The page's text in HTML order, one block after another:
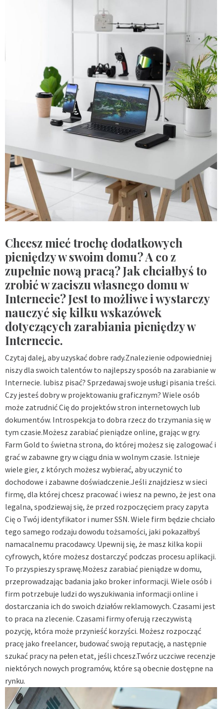
Chcesz mieć trochę dodatkowych
pieniędzy w swoim domu? A co z
zupełnie nową pracą? Jak chciałbyś to
zrobić w zaciszu własnego domu w
Internecie? Jest to możliwe i wystarczy
nauczyć się kilku wskazówek
dotyczących zarabiania pieniędzy w
Internecie.
Czytaj dalej, aby uzyskać dobre rady.Znalezienie odpowiedniej
niszy dla swoich talentów to najlepszy sposób na zarabianie w
Internecie. lubisz pisać? Sprzedawaj swoje usługi pisania treści.
Czy jesteś dobry w projektowaniu graficznym? Wiele osób
może zatrudnić Cię do projektów stron internetowych lub
dokumentów. Introspekcja to dobra rzecz do trzymania się w
tym czasie.Możesz zarabiać pieniądze online, grając w gry.
Farm Gold to świetna strona, do której możesz się zalogować i
grać w zabawne gry w ciągu dnia w wolnym czasie. Istnieje
wiele gier, z których możesz wybierać, aby uczynić to
dochodowe i zabawne doświadczenie.Jeśli znajdziesz w sieci
firmę, dla której chcesz pracować i wiesz na pewno, że jest ona
legalna, spodziewaj się, że przed rozpoczęciem pracy zapyta
Cię o Twój identyfikator i numer SSN. Wiele firm będzie chciało
tego samego rodzaju dowodu tożsamości, jaki pokazałbyś
namacalnemu pracodawcy. Upewnij się, że masz kilka kopii
cyfrowych, które możesz dostarczyć podczas procesu aplikacji.
To przyspieszy sprawę.Możesz zarabiać pieniądze w domu,
przeprowadzając badania jako broker informacji. Wiele osób i
firm potrzebuje ludzi do wyszukiwania informacji online i
dostarczania ich do swoich działów reklamowych. Czasami jest
to praca na zlecenie. Czasami firmy oferują rzeczywistą
pozycję, która może przynieść korzyści. Możesz rozpocząć
pracę jako freelancer, budować swoją reputację, a następnie
szukać pracy na pełen etat, jeśli chcesz.Twórz uczciwe recenzje
niektórych nowych programów, które są obecnie dostępne na
rynku.